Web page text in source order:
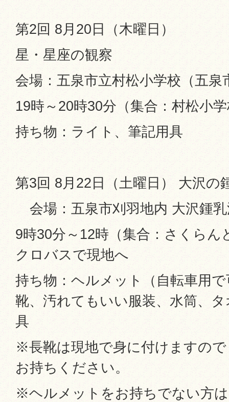
第2回 8月20日（木曜日）
星・星座の観察
会場：五泉市立村松小学校（五泉
19時～20時30分（集合：村松小
持ち物：ライト、筆記用具
第3回 8月22日（土曜日） 大沢の
会場：五泉市刈羽地内 大沢鍾
9時30分～12時（集合：さくらん
クロバスで現地へ
持ち物：ヘルメット（自転車用
靴、汚れてもいい服装、水筒、
具
※長靴は現地で身に付けますの
お持ちください。
※ヘルメットをお持ちでない方